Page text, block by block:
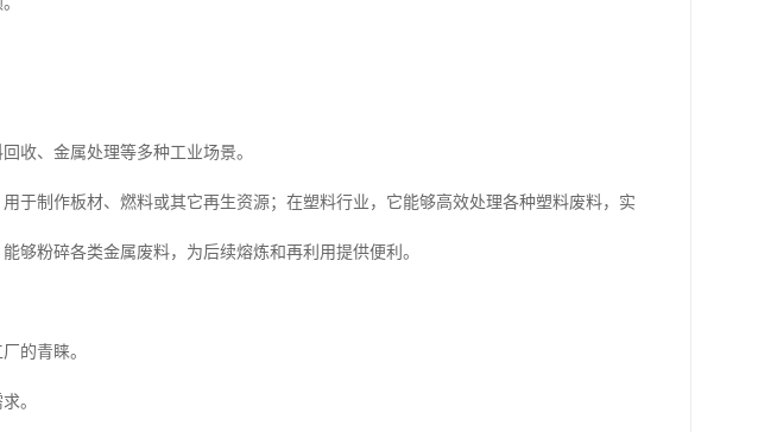
收、金属处理等多种工业场景。
于制作板材、燃料或其它再生资源；在塑料行业，它能够高效处理各种塑料废料，实
够粉碎各类金属废料，为后续熔炼和再利用提供便利。
的青睐。
。